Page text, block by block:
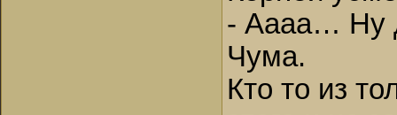
- Аааа… Ну
Чума.
Кто то из